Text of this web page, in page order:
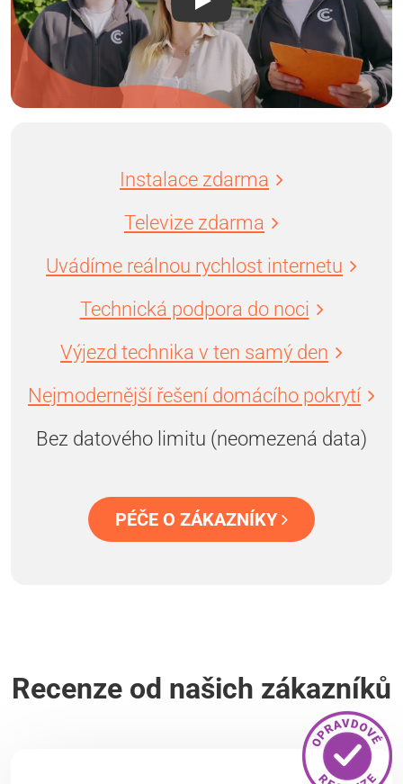
Instalace zdarma
Televize zdarma
Uvádíme reálnou rychlost internetu
Technická podpora do noci
Výjezd technika v ten samý den
Nejmodernější řešení domácího pokrytí
Bez datového limitu (neomezená data)
PÉČE O ZÁKAZNÍKY
Recenze od našich zákazníků